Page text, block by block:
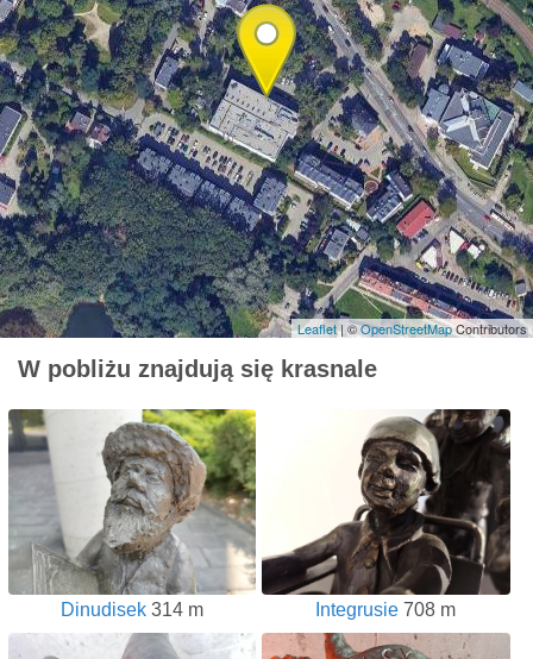
Leaflet| ©OpenStreetMapContributors
W pobliżu znajdują się krasnale
Dinudisek 314 m Integrusie 708 m